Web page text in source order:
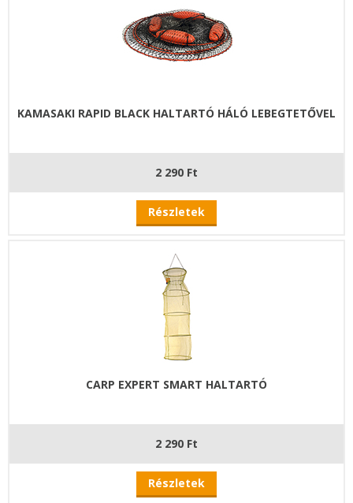
KAMASAKI RAPID BLACK HALTARTÓ HÁLÓ LEBEGTETŐVEL
2 290 Ft
Részletek
CARP EXPERT SMART HALTARTÓ
2 290 Ft
Részletek